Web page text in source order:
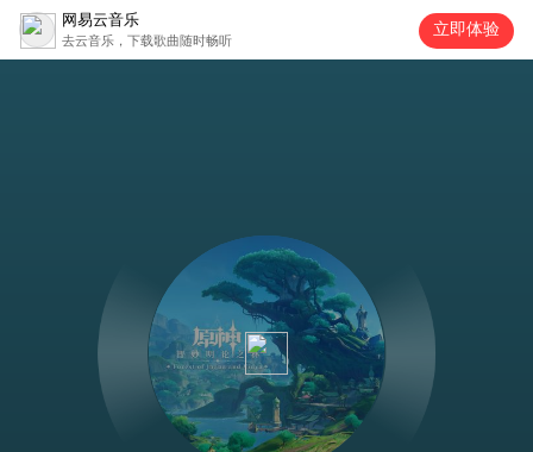
网易云音乐
去云音乐，下载歌曲随时畅听
立即体验